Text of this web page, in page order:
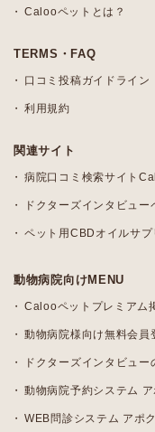
Calooペットとは？
TERMS・FAQ
口コミ投稿ガイドライン
利用規約
関連サイト
病院口コミ検索サイト
ドクターズインタビュー
ペット用CBDオイルサ
動物病院向けMENU
Calooペットプレミアム
動物病院様向け無料会員
ドクターズインタビュー
動物病院予約システム
WEB問診システム アポ